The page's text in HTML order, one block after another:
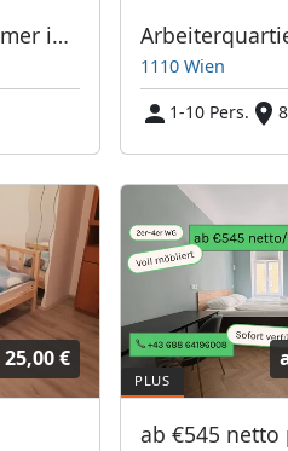
90+ Monteurzimmer in Wien, Einzelbetten, Parkplätze, WIFI, Küchen
1110 Wien
1-10 Pers.
25,00 €